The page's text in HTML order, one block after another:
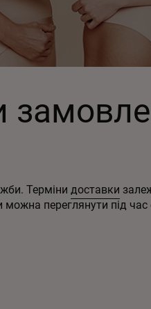
Терміни доставки
можна переглянути під